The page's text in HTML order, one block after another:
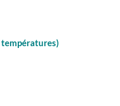
températures)